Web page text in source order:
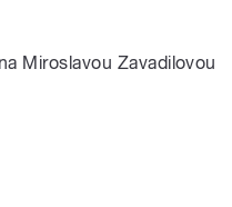
Miroslavou Zavadilovou